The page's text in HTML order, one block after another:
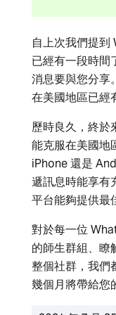
自上次我們提到
已經有一段時間
消息要與您分享
在美國地區已經
歷時良久，終於
能克服在美國地
iPhone 還是
遞訊息時能享有
平台能夠提供最
對於每一位
的師生群組、瞭
整個社群，我們
幾個月將帶給您